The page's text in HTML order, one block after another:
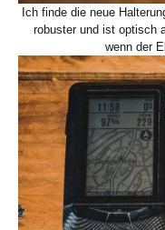
Ich finde die neue
robuster und ist optisch
wenn der